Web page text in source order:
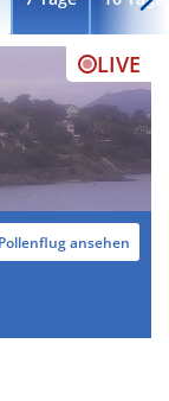
LIVE
Pollenflug ansehen